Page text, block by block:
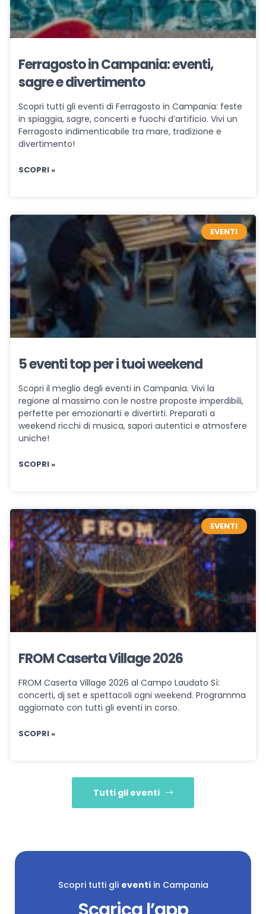
Ferragosto in Campania: eventi,
sagre e divertimento
Scopri tutti gli eventi di Ferragosto in Campania: feste
in spiaggia, sagre, concerti e fuochi d’artificio. Vivi un
Ferragosto indimenticabile tra mare, tradizione e
divertimento!
SCOPRI »
EVENTI
5 eventi top per i tuoi weekend
Scopri il meglio degli eventi in Campania. Vivi la
regione al massimo con le nostre proposte imperdibili,
perfette per emozionarti e divertirti. Preparati a
weekend ricchi di musica, sapori autentici e atmosfere
uniche!
SCOPRI »
EVENTI
FROM Caserta Village 2026
FROM Caserta Village 2026 al Campo Laudato Sì:
concerti, dj set e spettacoli ogni weekend. Programma
aggiornato con tutti gli eventi in corso.
SCOPRI »
Tutti gli eventi
Scopri tutti gli eventiin Campania